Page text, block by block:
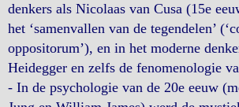
denkers als Nicolaas van Cusa (15e
het ‘samenvallen van de tegendelen’
oppositorum’), en in het moderne
Heidegger en zelfs de fenomenologie
- In de psychologie van de 20e eeuw